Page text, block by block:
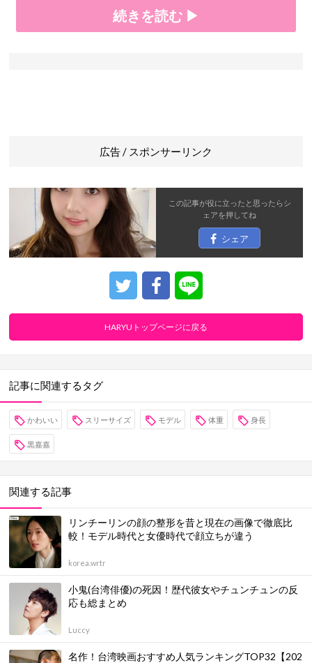
続きを読む ▶
広告 / スポンサーリンク
この記事が役に立ったと思ったらシ
ェアを押してね
シェア
HARYUトップページに戻る
記事に関連するタグ
かわいい スリーサイズ モデル 体重 身長
黒嘉嘉
関連する記事
リンチーリンの顔の整形を昔と現在の画像で徹底比
較！モデル時代と女優時代で顔立ちが違う
korea.wrtr
小鬼(台湾俳優)の死因！歴代彼女やチュンチュンの反
応も総まとめ
Luccy
名作！台湾映画おすすめ人気ランキングTOP32【202